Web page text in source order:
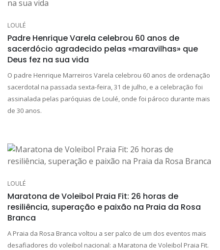
LOULÉ
Padre Henrique Varela celebrou 60 anos de
sacerdócio agradecido pelas «maravilhas» que
Deus fez na sua vida
O padre Henrique Marreiros Varela celebrou 60 anos de ordenação
sacerdotal na passada sexta-feira, 31 de julho, e a celebração foi
assinalada pelas paróquias de Loulé, onde foi pároco durante mais
de 30 anos.
LOULÉ
Maratona de Voleibol Praia Fit: 26 horas de
resiliência, superação e paixão na Praia da Rosa
Branca
A Praia da Rosa Branca voltou a ser palco de um dos eventos mais
desafiadores do voleibol nacional: a Maratona de Voleibol Praia Fit.